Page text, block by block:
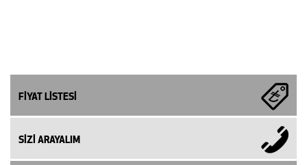
FİYAT LİSTESİ
SİZİ ARAYALIM